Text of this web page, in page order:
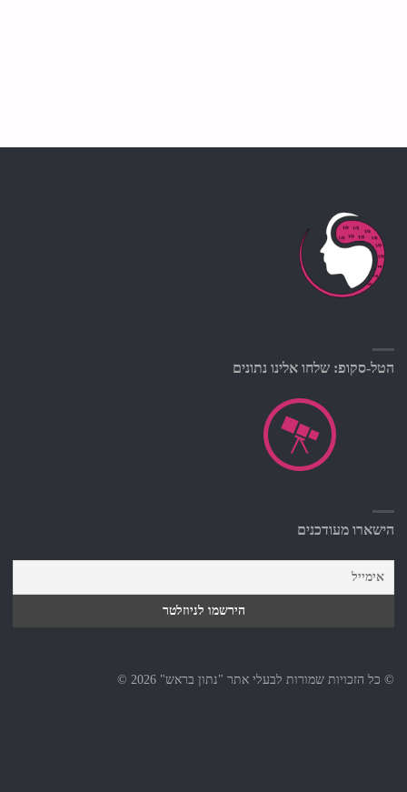
הטל-סקופ: שלחו אלינו נתונים
הישארו מעודכנים
© כל הזכויות שמורות לבעלי אתר "נתון בראש" 2026 ©